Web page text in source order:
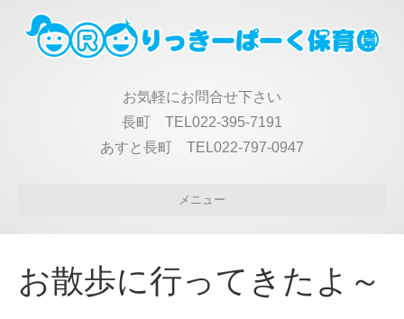
お気軽にお問合せ下さい
長町 TEL022-395-7191
あすと長町 TEL022-797-0947
メニュー
お散歩に行ってきたよ～